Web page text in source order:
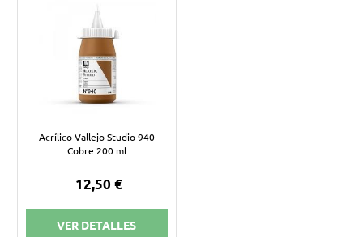
Acrílico Vallejo Studio 940
Cobre 200 ml
12,50 €
VER DETALLES